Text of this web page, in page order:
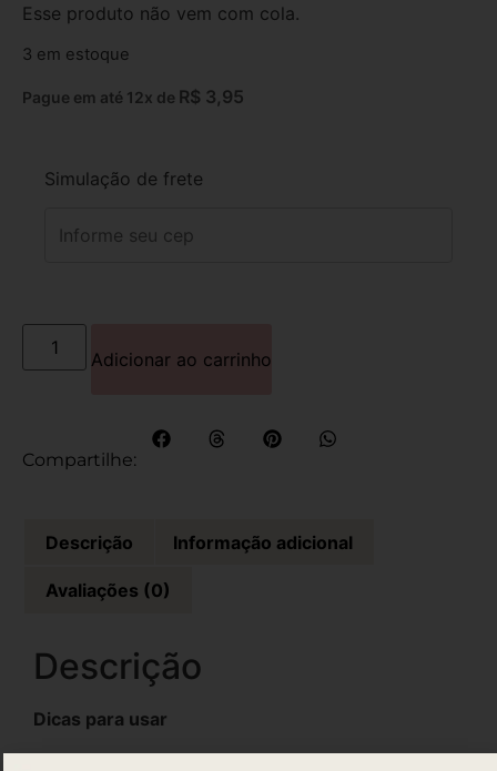
Esse produto não vem com cola.
3 em estoque
Pague em até 12x de R$ 3,95
Simulação de frete
Adicionar ao carrinho
Compartilhe:
Descrição Informação adicional
Avaliações (0)
Descrição
Dicas para usar